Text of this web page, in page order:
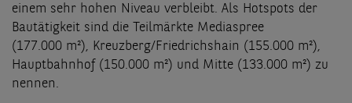
einem sehr hohen Niveau verbleibt. Als Hotspots der
Bautätigkeit sind die Teilmärkte Mediaspree
(177.000 m²), Kreuzberg/Friedrichshain (155.000 m²),
Hauptbahnhof (150.000 m²) und Mitte (133.000 m²) zu
nennen.